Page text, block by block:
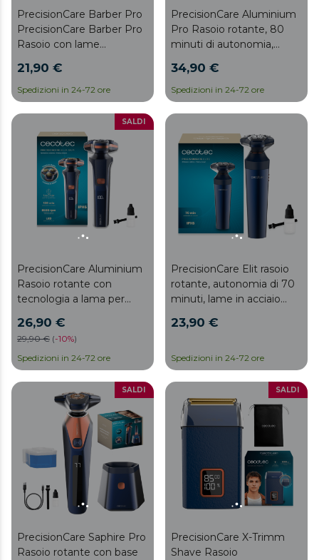
PrecisionCare Barber Pro
PrecisionCare Barber Pro
Rasoio con lame
Pettini guida regolabili
(0,5-20 mm) con rotella di
precisione, Batteria da 90
minuti, Impermeabile
IPX7, Blocco da viaggio,
Display LED
21,90 €
Spedizioni in 24-72 ore
PrecisionCare Aluminium
Pro Rasoio rotante, 80
minuti di autonomia,
Base di ricarica
34,90 €
Spedizioni in 24-72 ore
SALDI
PrecisionCare Aluminium
Rasoio rotante con
tecnologia a lama per
display LED intelligente, 2
velocità, 8500 giri al
minuto, 2 ore di
autonomia, testina
magnetica e rivestimento
in titanio
26,90 €
29,90 € (-10%)
Spedizioni in 24-72 ore
PrecisionCare Elit rasoio
rotante, autonomia di 70
minuti, lame in acciaio
23,90 €
Spedizioni in 24-72 ore
SALDI
PrecisionCare Saphire Pro
Rasoio rotante con base
SALDI
PrecisionCare X-Trimm
Shave Rasoio